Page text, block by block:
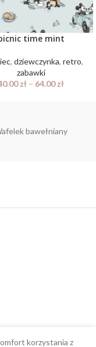
time mint
, dziewczynka, retro,
zabawki
zł – 64.00zł
bawełniany
korzystania z